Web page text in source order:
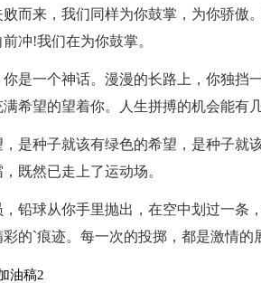
而来，我们同样为你鼓掌，为你骄傲
冲!我们在为你鼓掌。
是一个神话。漫漫的长路上，你独挡
满希望的望着你。人生拼搏的机会能有
，是种子就该有绿色的希望，是种子就
既然已走上了运动场。
铅球从你手里抛出，在空中划过一条
的`痕迹。每一次的投掷，都是激情的
油稿2